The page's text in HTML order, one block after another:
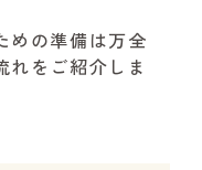
めの準備は万全
れをご紹介しま